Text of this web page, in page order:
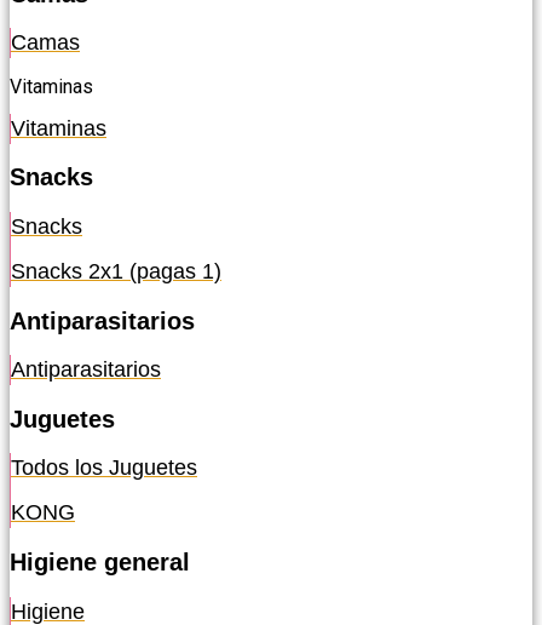
Camas
Vitaminas
Vitaminas
Snacks
Snacks
Snacks 2x1 (pagas 1)
Antiparasitarios
Antiparasitarios
Juguetes
Todos los Juguetes
KONG
Higiene general
Higiene